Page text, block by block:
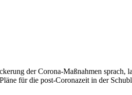
der Corona-Maßnahmen sprach,
für die post-Coronazeit in der